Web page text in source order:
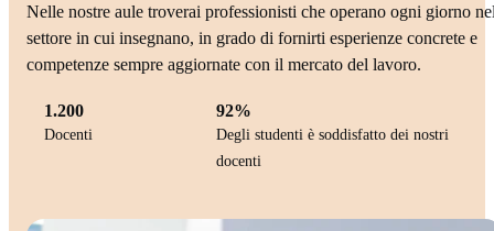
Nelle nostre aule troverai professionisti che operano ogni giorno
settore in cui insegnano, in grado di fornirti esperienze concrete e
competenze sempre aggiornate con il mercato del lavoro.
1.200
Docenti
92%
Degli studenti è soddisfatto dei nostri
docenti